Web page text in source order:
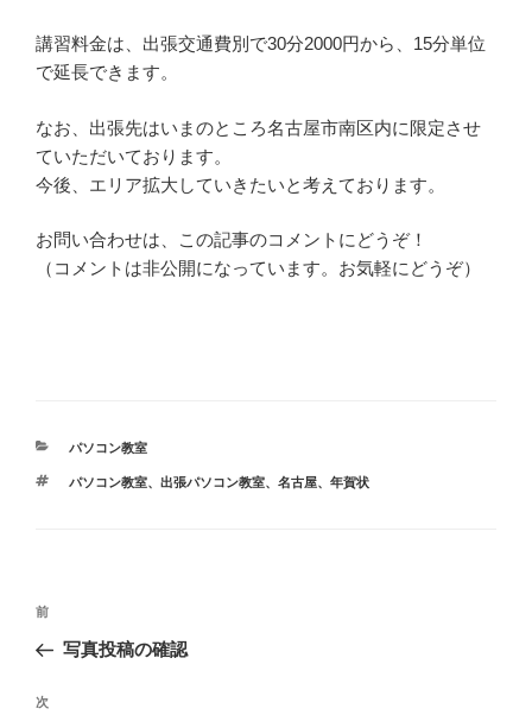
講習料金は、出張交通費別で30分2000円から、15分単位
で延長できます。
なお、出張先はいまのところ名古屋市南区内に限定させ
ていただいております。
今後、エリア拡大していきたいと考えております。
お問い合わせは、この記事のコメントにどうぞ！
（コメントは非公開になっています。お気軽にどうぞ）
カ
ゴ
パソコン教室
タ
パソコン教室、 出張パソコン教室、 名古屋、 年賀状
投
ナ
ビ
前
の
稿
前
写真投稿の確認
次
次